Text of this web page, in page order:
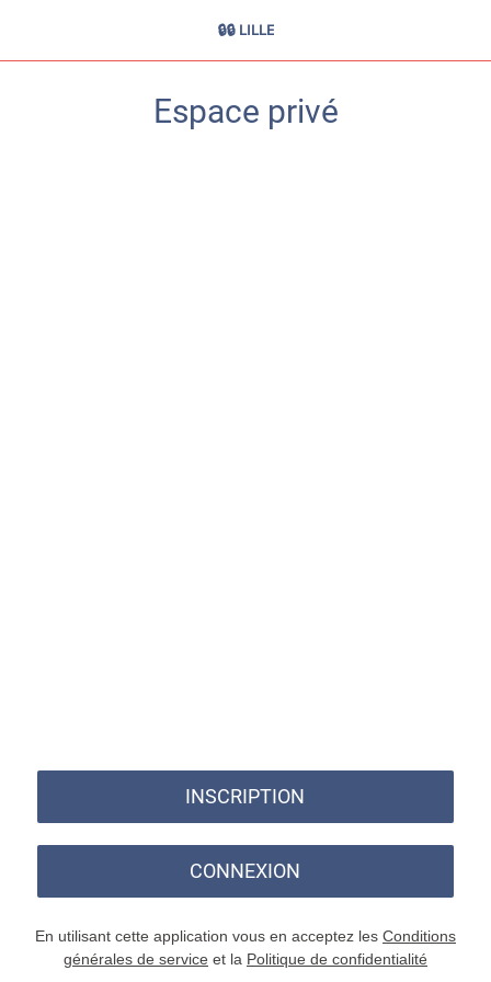
🔒🔒 LILLE
Espace privé
INSCRIPTION
CONNEXION
En utilisant cette application vous en acceptez les Conditions
générales de service et la Politique de confidentialité